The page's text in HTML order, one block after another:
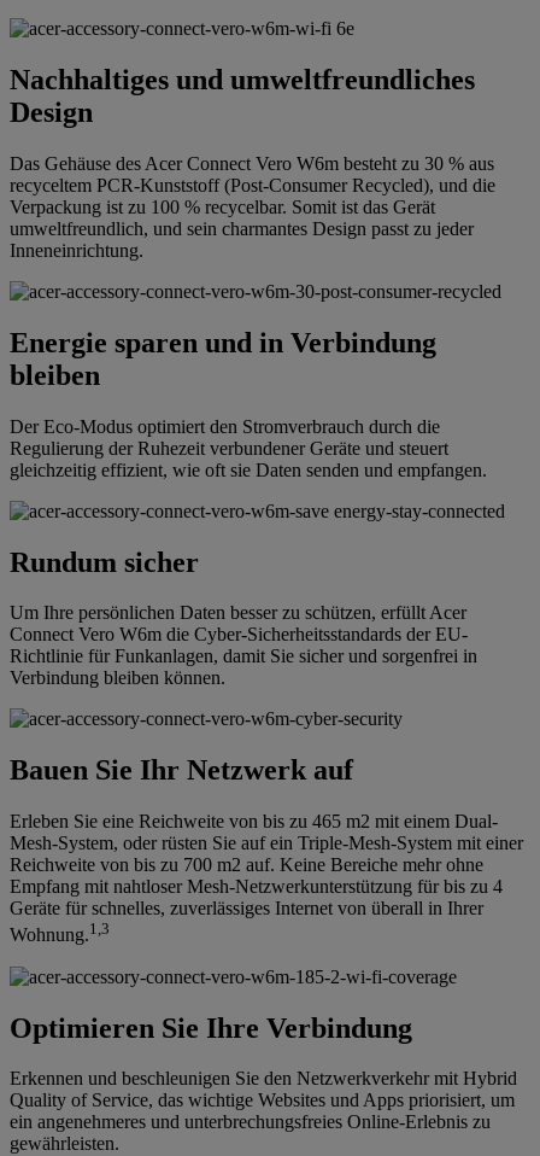
Nachhaltiges und umweltfreundliches
Design
Das Gehäuse des Acer Connect Vero W6m besteht zu 30 % aus
recyceltem PCR-Kunststoff (Post-Consumer Recycled), und die
Verpackung ist zu 100 % recycelbar. Somit ist das Gerät
umweltfreundlich, und sein charmantes Design passt zu jeder
Inneneinrichtung.
Energie sparen und in Verbindung
bleiben
Der Eco-Modus optimiert den Stromverbrauch durch die
Regulierung der Ruhezeit verbundener Geräte und steuert
gleichzeitig effizient, wie oft sie Daten senden und empfangen.
Rundum sicher
Um Ihre persönlichen Daten besser zu schützen, erfüllt Acer
Connect Vero W6m die Cyber-Sicherheitsstandards der EU-
Richtlinie für Funkanlagen, damit Sie sicher und sorgenfrei in
Verbindung bleiben können.
Bauen Sie Ihr Netzwerk auf
Erleben Sie eine Reichweite von bis zu 465 m2 mit einem Dual-
Mesh-System, oder rüsten Sie auf ein Triple-Mesh-System mit einer
Reichweite von bis zu 700 m2 auf. Keine Bereiche mehr ohne
Empfang mit nahtloser Mesh-Netzwerkunterstützung für bis zu 4
Geräte für schnelles, zuverlässiges Internet von überall in Ihrer
Wohnung.1,3
Optimieren Sie Ihre Verbindung
Erkennen und beschleunigen Sie den Netzwerkverkehr mit Hybrid
Quality of Service, das wichtige Websites und Apps priorisiert, um
ein angenehmeres und unterbrechungsfreies Online-Erlebnis zu
gewährleisten.